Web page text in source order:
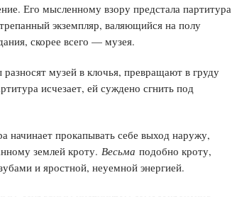
Его мысленному взору предстала партитура
экземпляр, валяющийся на полу
скорее всего — музея.
музей в клочья, превращают в груду
исчезает, ей суждено сгнить под
начинает прокапывать себе выход наружу,
землей кроту. Весьма подобно кроту,
и яростной, неуемной энергией.